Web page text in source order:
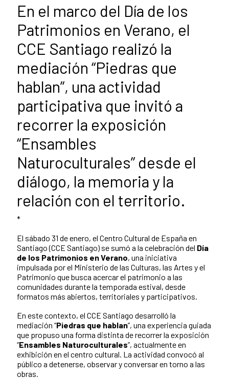
En el marco del Día de los
Patrimonios en Verano, el
CCE Santiago realizó la
mediación “Piedras que
hablan”, una actividad
participativa que invitó a
recorrer la exposición
“Ensambles
Naturoculturales” desde el
diálogo, la memoria y la
relación con el territorio.
*
El sábado 31 de enero, el Centro Cultural de España en
Santiago (CCE Santiago) se sumó a la celebración del Día
de los Patrimonios en Verano, una iniciativa
impulsada por el Ministerio de las Culturas, las Artes y el
Patrimonio que busca acercar el patrimonio a las
comunidades durante la temporada estival, desde
formatos más abiertos, territoriales y participativos.
En este contexto, el CCE Santiago desarrolló la
mediación “Piedras que hablan”, una experiencia guiada
que propuso una forma distinta de recorrer la exposición
“Ensambles Naturoculturales”, actualmente en
exhibición en el centro cultural. La actividad convocó al
público a detenerse, observar y conversar en torno a las
obras.